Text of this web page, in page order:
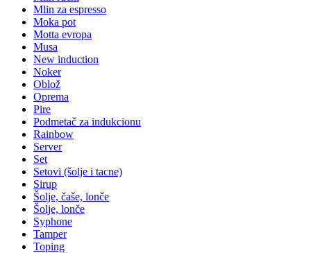
Mlin za espresso
Moka pot
Motta evropa
Musa
New induction
Noker
Oblož
Oprema
Pire
Podmetač za indukcionu
Rainbow
Server
Set
Setovi (šolje i tacne)
Sirup
Šolje, čaše, lonče
Šolje, lonče
Syphone
Tamper
Toping